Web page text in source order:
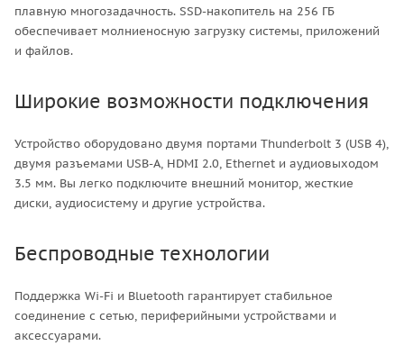
плавную многозадачность. SSD-накопитель на 256 ГБ
обеспечивает молниеносную загрузку системы, приложений
и файлов.
Широкие возможности подключения
Устройство оборудовано двумя портами Thunderbolt 3 (USB 4),
двумя разъемами USB-A, HDMI 2.0, Ethernet и аудиовыходом
3.5 мм. Вы легко подключите внешний монитор, жесткие
диски, аудиосистему и другие устройства.
Беспроводные технологии
Поддержка Wi-Fi и Bluetooth гарантирует стабильное
соединение с сетью, периферийными устройствами и
аксессуарами.